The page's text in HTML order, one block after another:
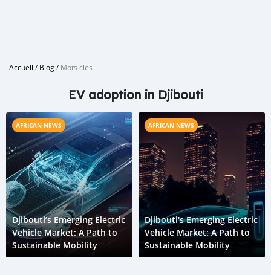
Accueil /Blog/Mots clés
EV adoption in Djibouti
AFRICAN NEWS
Djibouti’s Emerging Electric
Vehicle Market: A Path to
Sustainable Mobility
AFRICAN NEWS
Djibouti's Emerging Electric
Vehicle Market: A Path to
Sustainable Mobility